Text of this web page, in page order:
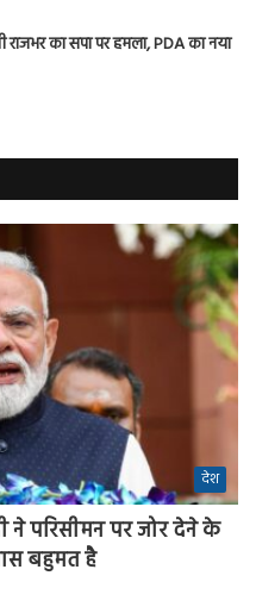
का सपा पर हमला, PDA का नया
देश
ने परिसीमन पर जोर देने के
बहुमत है